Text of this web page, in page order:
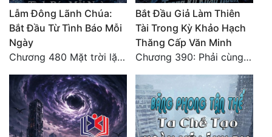
Lẫm Đông Lãnh Chúa:
Bắt Đầu Từ Tình Báo Mỗi
Ngày
Chương 480 Mặt trời lặn núi (Đại kết cục)
Bắt Đầu Giả Làm Thiên
Tài Trong Kỳ Khảo Hạch
Thăng Cấp Văn Minh
Chương 390: Phải cùng nhau gánh